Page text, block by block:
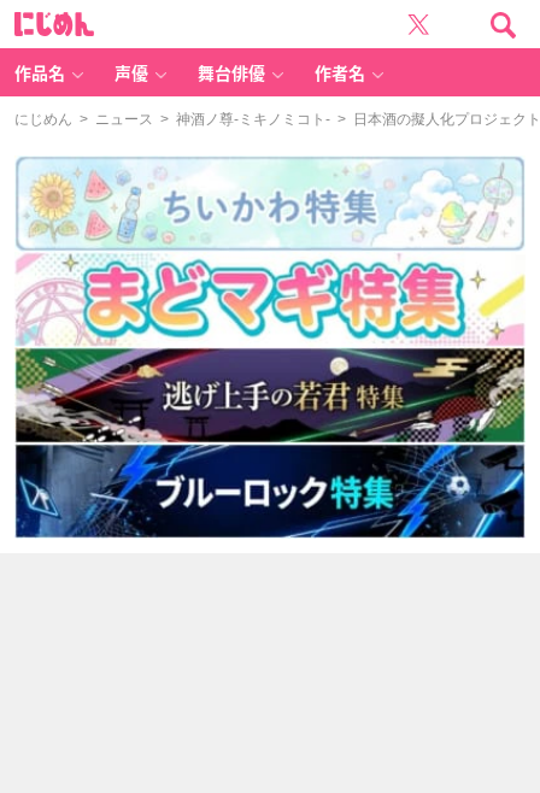
作品名 声優 舞台俳優 作者名
にじめん > ニュース > 神酒ノ尊-ミキノミコト- > 日本酒の擬人化プロジェク